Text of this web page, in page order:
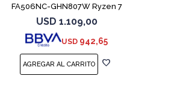
FA506NC-GHN807W Ryzen 7
7445HS 3050
USD 1.109,00
USD 942,65